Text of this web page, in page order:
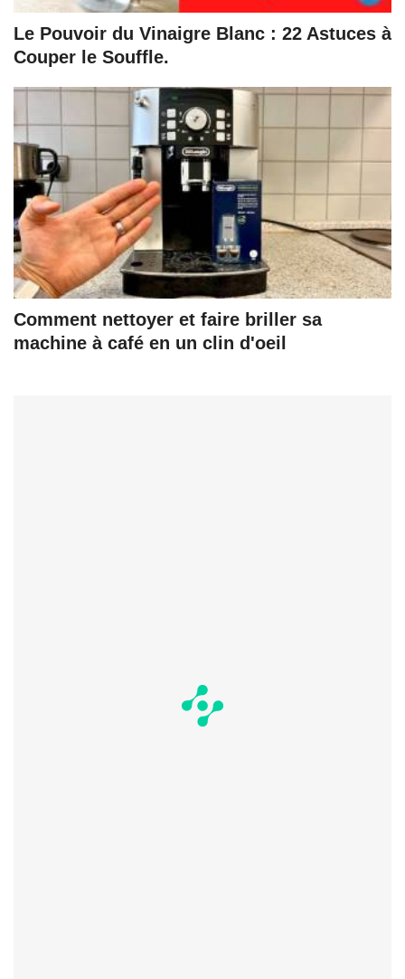
Le Pouvoir du Vinaigre Blanc : 22 Astuces à
Couper le Souffle.
Comment nettoyer et faire briller sa
machine à café en un clin d'oeil